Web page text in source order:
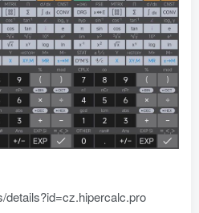
details?id=cz.hipercalc.pro